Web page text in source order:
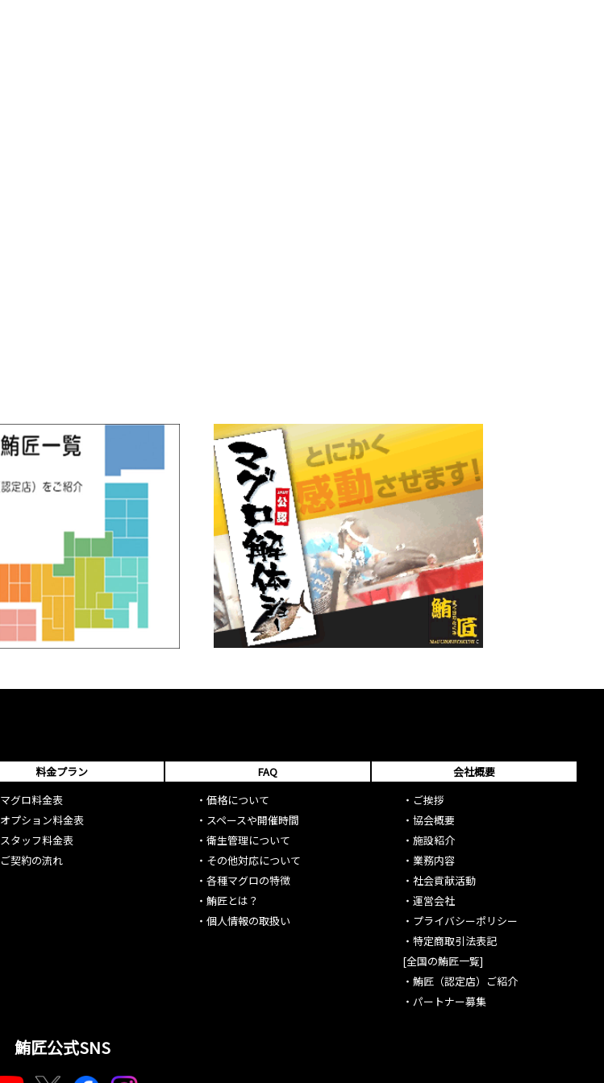
料金プラン
マグロ料金表
オプション料金表
スタッフ料金表
ご契約の流れ
FAQ
・価格について
・ スペースや開催時間
・衛生管理について
・ その他対応について
・各種マグロの特徴
・鮪匠とは？
・個人情報の取扱い
会社概要
・ ご挨拶
・協会概要
・施設紹介
・ 業務内容
・社会貢献活動
・運営会社
・ プライバシーポリシー
・特定商取引法表記
[全国の鮪匠一覧]
・鮪匠（認定店）ご紹介
・パートナー募集
鮪匠公式SNS